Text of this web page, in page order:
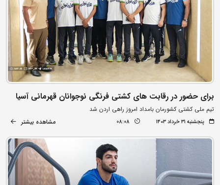
برای حضور در رقابت های کشتی فرنگی نوجوانان قهرمانی آسیا
تیم ملی کشتی کشورمان بامداد امروز راهی اردن شد
پنجشنبه ۳۱ خرداد ۱۴۰۳ 08:08 مشاهده بیشتر